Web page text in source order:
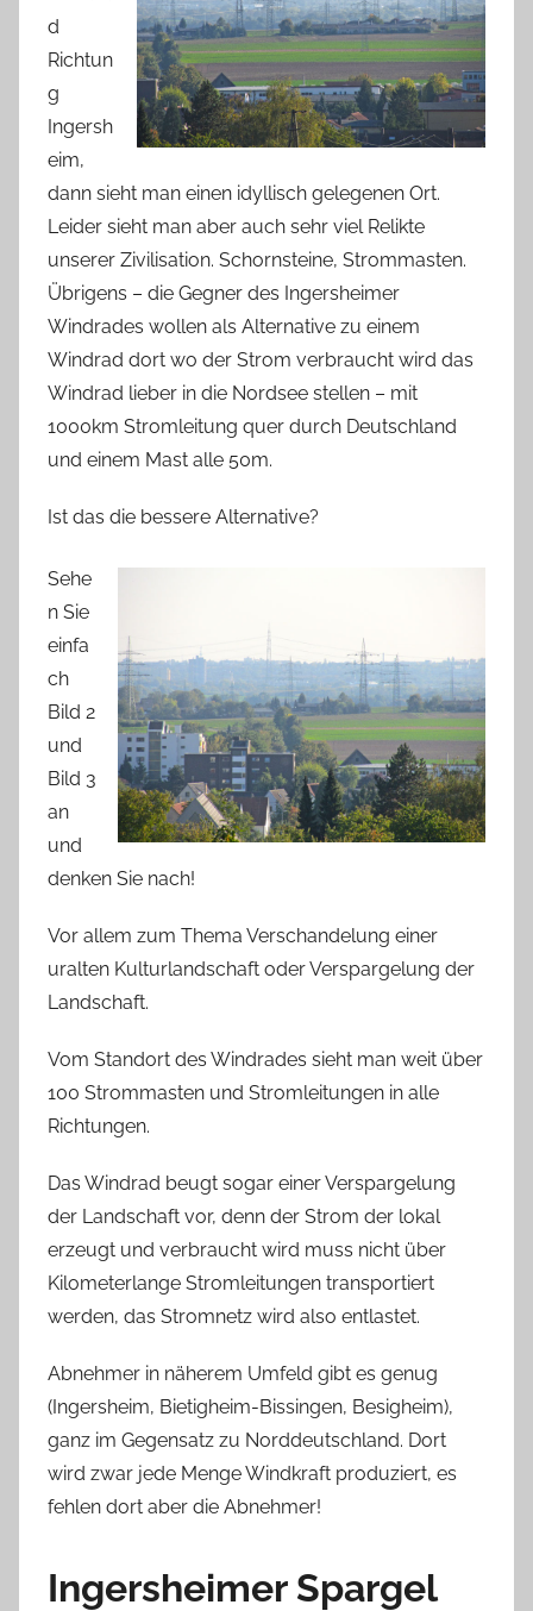
d
Richtun
g
Ingersh
eim,
dann sieht man einen idyllisch gelegenen Ort.
Leider sieht man aber auch sehr viel Relikte
unserer Zivilisation. Schornsteine, Strommasten.
Übrigens – die Gegner des Ingersheimer
Windrades wollen als Alternative zu einem
Windrad dort wo der Strom verbraucht wird das
Windrad lieber in die Nordsee stellen – mit
1000km Stromleitung quer durch Deutschland
und einem Mast alle 50m.
Ist das die bessere Alternative?
Sehe
n Sie
einfa
ch
Bild 2
und
Bild 3
an
und
denken Sie nach!
Vor allem zum Thema Verschandelung einer
uralten Kulturlandschaft oder Verspargelung der
Landschaft.
Vom Standort des Windrades sieht man weit über
100 Strommasten und Stromleitungen in alle
Richtungen.
Das Windrad beugt sogar einer Verspargelung
der Landschaft vor, denn der Strom der lokal
erzeugt und verbraucht wird muss nicht über
Kilometerlange Stromleitungen transportiert
werden, das Stromnetz wird also entlastet.
Abnehmer in näherem Umfeld gibt es genug
(Ingersheim, Bietigheim-Bissingen, Besigheim),
ganz im Gegensatz zu Norddeutschland. Dort
wird zwar jede Menge Windkraft produziert, es
fehlen dort aber die Abnehmer!
Ingersheimer Spargel